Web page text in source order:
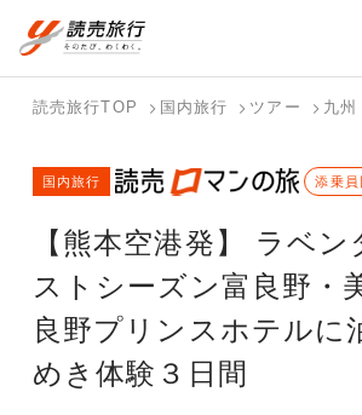
国内旅行トップ
を探す
（ブーケ）を探
テーマから写真から探
海外旅行トップ
ら探す
探す
す
読売旅行TOP 国内旅行 ツアー 九州
【熊本空港発】 ラベ
ストシーズン富良野・
良野プリンスホテルに
めき体験３日間
国内旅行 添乗員